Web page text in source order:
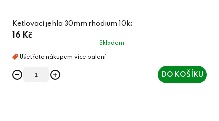
Ketlovací jehla 30mm rhodium 10ks
16 Kč
Skladem
DO KOŠÍKU